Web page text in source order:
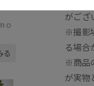
る
がござ
※撮影
る場合
※商品
が実物